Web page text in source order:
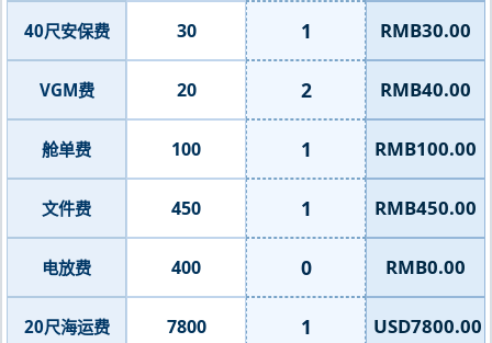
40尺安保费 30 1 RMB30.00
VGM费 20 2 RMB40.00
舱单费 100 1 RMB100.00
文件费 450 1 RMB450.00
电放费 400 0 RMB0.00
20尺海运费 7800 1 USD7800.00